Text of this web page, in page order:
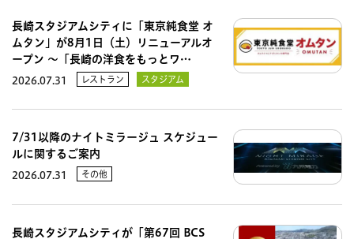
長崎スタジアムシティに「東京純食堂 オ
ムタン」が8月1日（土）リニューアルオ
ープン 〜「長崎の洋食をもっとワ…
2026.07.31 レストラン スタジアム
7/31以降のナイトミラージュ スケジュー
ルに関するご案内
2026.07.31 その他
長崎スタジアムシティが「第67回 BCS